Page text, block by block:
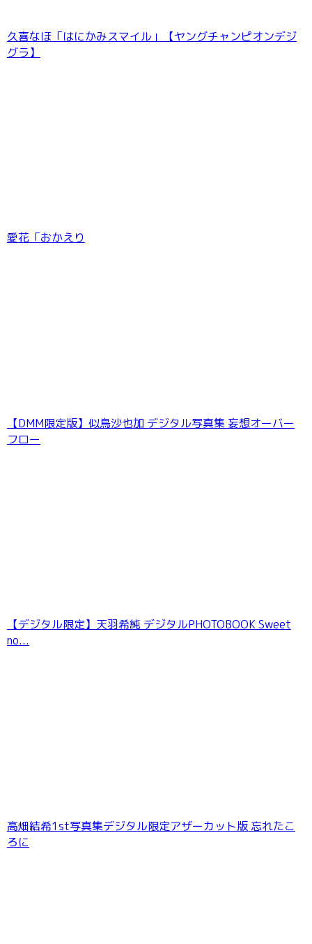
久喜なほ「はにかみスマイル」【ヤングチャンピオンデジ
グラ】
愛花「おかえり
【DMM限定版】似鳥沙也加 デジタル写真集 妄想オーバー
フロー
【デジタル限定】天羽希純 デジタルPHOTOBOOK Sweet
no...
高畑結希1st写真集デジタル限定アザーカット版 忘れたこ
ろに